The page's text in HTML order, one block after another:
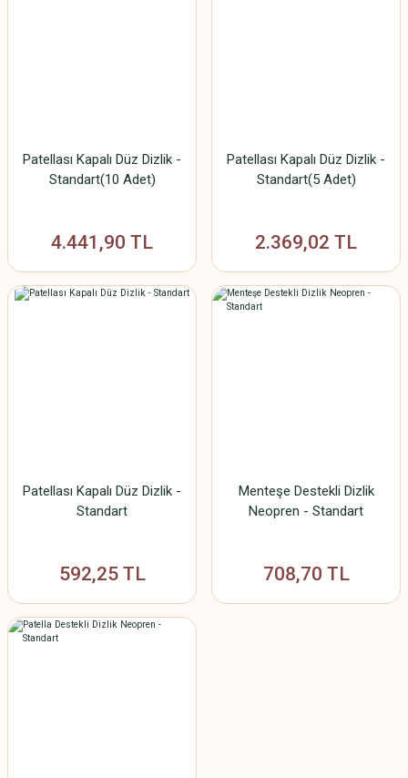
Patellası Kapalı Düz Dizlik -
Standart(10 Adet)
4.441,90 TL
Patellası Kapalı Düz Dizlik -
Standart(5 Adet)
2.369,02 TL
Patellası Kapalı Düz Dizlik -
Standart
592,25 TL
Menteşe Destekli Dizlik
Neopren - Standart
708,70 TL